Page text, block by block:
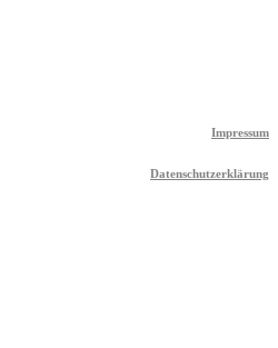
Impressum
Datenschutzerklärung